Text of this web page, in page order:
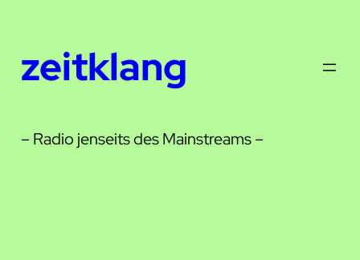
springen
zeitklang
– Radio jenseits des Mainstreams –